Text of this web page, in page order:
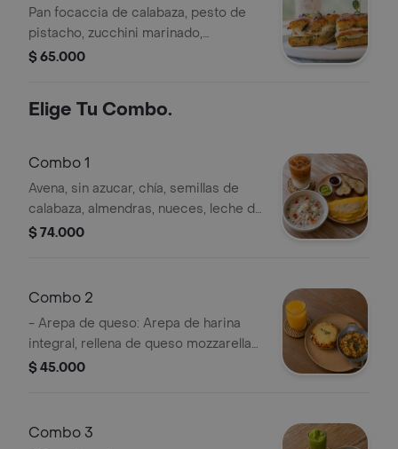
Zucchini
Pan focaccia de calabaza, pesto de
pistacho, zucchini marinado,
straciatella, pechuga de pollo sin
$ 65.000
Elige Tu Combo.
Combo 1
Avena, sin azucar, chía, semillas de
calabaza, almendras, nueces, leche de
coco, leche de almendras, yogur
Huevos en ghee, mozzarella de búfala,
salsa de mora, parmesano rallado y
Café latte frío
$ 74.000
Combo 2
- Arepa de queso: Arepa de harina
integral, rellena de queso mozzarella
de búfala, acompañada de lecherita
jamón y queso. - Jugo de naranja
$ 45.000
Combo 3